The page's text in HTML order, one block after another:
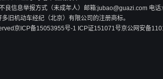
良信息举报方式（未成年人）邮箱:jubao@guazi.com 电
旧机动车经纪（北京）有限公司的注册商标。
京ICP备15053955号-1 ICP证151071号京公网安备